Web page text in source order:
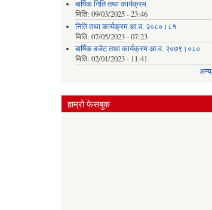
बार्षिक निति तथा कार्यक्रम
मिति: 09/03/2025 - 23:46
निति तथा कार्यक्रम आ.व. २०८०।८१
मिति: 07/05/2023 - 07:23
बार्षिक बजेट तथा कार्यक्रम आ.व. २०७९।०८०
मिति: 02/01/2023 - 11:41
अन्य
हाम्रो फेसबुक